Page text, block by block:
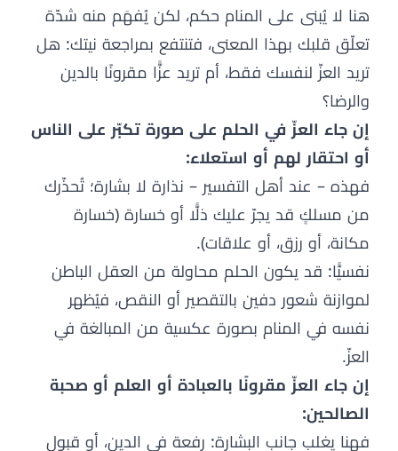
هنا لا يُبنى على المنام حكم، لكن يُفهَم منه شدّة
تعلّق قلبك بهذا المعنى، فتنتفع بمراجعة نيتك: هل
تريد العزّ لنفسك فقط، أم تريد عزًّا مقرونًا بالدين
والرضا؟
إن جاء العزّ في الحلم على صورة تكبّر على الناس
أو احتقار لهم أو استعلاء:
فهذه – عند أهل التفسير – نذارة لا بشارة؛ تُحذّرك
من مسلكٍ قد يجرّ عليك ذلًّا أو خسارة (خسارة
مكانة، أو رزق، أو علاقات).
نفسيًّا: قد يكون الحلم محاولة من العقل الباطن
لموازنة شعور دفين بالتقصير أو النقص، فيُظهر
نفسه في المنام بصورة عكسية من المبالغة في
العزّ.
إن جاء العزّ مقرونًا بالعبادة أو العلم أو صحبة
الصالحين:
فهنا يغلب جانب البشارة: رفعة في الدين، أو قبول